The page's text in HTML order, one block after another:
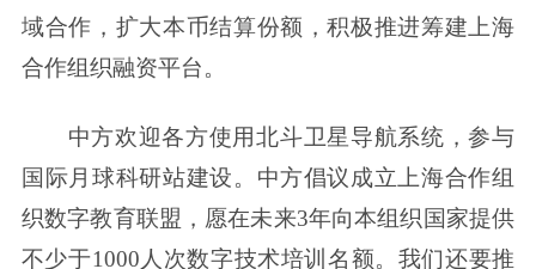
域合作，扩大本币结算份额，积极推进筹建上海
合作组织融资平台。
中方欢迎各方使用北斗卫星导航系统，参与
国际月球科研站建设。中方倡议成立上海合作组
织数字教育联盟，愿在未来3年向本组织国家提供
不少于1000人次数字技术培训名额。我们还要推